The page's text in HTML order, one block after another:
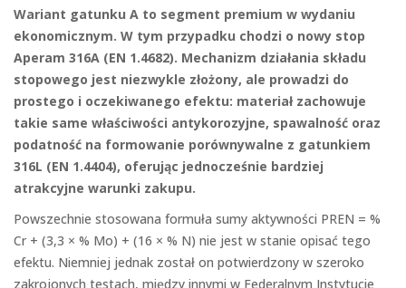
Wariant gatunku A to segment premium w wydaniu
ekonomicznym. W tym przypadku chodzi o nowy stop
Aperam 316A (EN 1.4682). Mechanizm działania składu
stopowego jest niezwykle złożony, ale prowadzi do
prostego i oczekiwanego efektu: materiał zachowuje
takie same właściwości antykorozyjne, spawalność oraz
podatność na formowanie porównywalne z gatunkiem
316L (EN 1.4404), oferując jednocześnie bardziej
atrakcyjne warunki zakupu.
Powszechnie stosowana formuła sumy aktywności PREN = %
Cr + (3,3 × % Mo) + (16 × % N) nie jest w stanie opisać tego
efektu. Niemniej jednak został on potwierdzony w szeroko
zakrojonych testach, między innymi w Federalnym Instytucie